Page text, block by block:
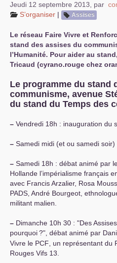
Jeudi 12 septembre 2013 par
S’organiser | Assises
Le réseau Faire Vivre et
stand des assises du
l’Humanité. Pour aider au
Tricaud (cyrano.rouge chez
Le programme du stand
communisme, avenue
du stand du Temps des
– Vendredi 18h : inauguration du
– Samedi midi (et ou samedi
– Samedi 18h : débat animé par
Hollande l’impérialisme français
avec Francis Arzalier, Rosa
PADS , André Bourgeot,
militant malien.
– Dimanche 10h 30 : "Des
pourquoi?", débat animé par
Vivre le PCF , un représentant du
Rouges Vifs 13.